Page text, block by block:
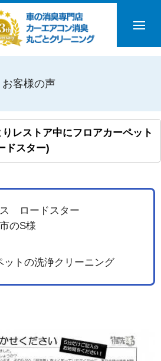
お客様の声
レストア中にフロアカーペット
ドスター)
ロードスター
のS様
ットの洗浄クリーニング